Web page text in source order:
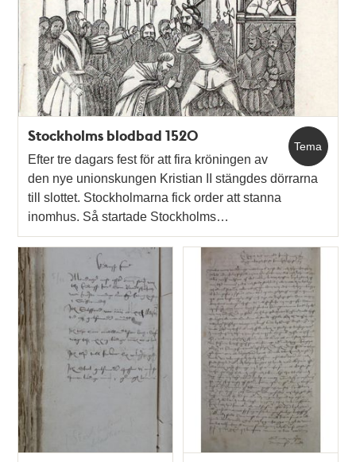
Tema
Stockholms blodbad 1520
Efter tre dagars fest för att fira kröningen av
den nye unionskungen Kristian II stängdes dörrarna
till slottet. Stockholmarna fick order att stanna
inomhus. Så startade Stockholms…